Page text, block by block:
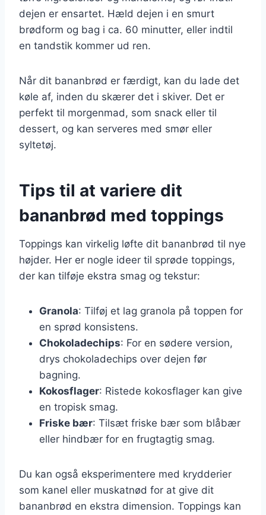
dejen er ensartet. Hæld dejen i en smurt
brødform og bag i ca. 60 minutter, eller indtil
en tandstik kommer ud ren.
Når dit bananbrød er færdigt, kan du lade det
køle af, inden du skærer det i skiver. Det er
perfekt til morgenmad, som snack eller til
dessert, og kan serveres med smør eller
syltetøj.
Tips til at variere dit
bananbrød med toppings
Toppings kan virkelig løfte dit bananbrød til nye
højder. Her er nogle ideer til sprøde toppings,
der kan tilføje ekstra smag og tekstur:
Granola: Tilføj et lag granola på toppen for
en sprød konsistens.
Chokoladechips: For en sødere version,
drys chokoladechips over dejen før
bagning.
Kokosflager: Ristede kokosflager kan give
en tropisk smag.
Friske bær: Tilsæt friske bær som blåbær
eller hindbær for en frugtagtig smag.
Du kan også eksperimentere med krydderier
som kanel eller muskatnød for at give dit
bananbrød en ekstra dimension. Toppings kan